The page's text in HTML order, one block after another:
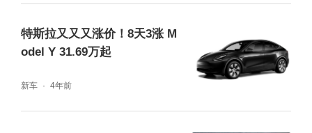
特斯拉又又又涨价！8天3涨 M
odel Y 31.69万起
新车 4年前